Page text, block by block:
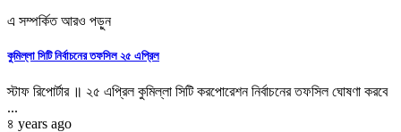
এ সম্পর্কিত আরও পড়ুন
কুমিল্লা সিটি নির্বাচনের তফসিল ২৫ এপ্রিল
স্টাফ রিপোর্টার ॥ ২৫ এপ্রিল কুমিল্লা সিটি করপোরেশন নির্বাচনের তফসিল ঘোষণা করবে
...
৪ years ago